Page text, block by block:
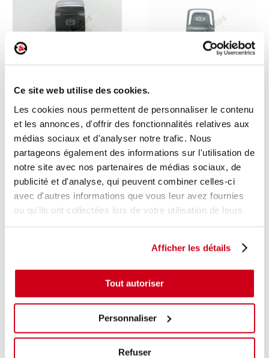
Ce site web utilise des cookies.
Les cookies nous permettent de personnaliser le contenu
et les annonces, d'offrir des fonctionnalités relatives aux
médias sociaux et d'analyser notre trafic. Nous
partageons également des informations sur l'utilisation de
notre site avec nos partenaires de médias sociaux, de
publicité et d'analyse, qui peuvent combiner celles-ci
avec d'autres informations que vous leur avez fournies
ou qu'ils ont collectées lors de votre utilisation de leurs
Afficher les détails
Tout autoriser
Personnaliser
Refuser
Levier de frein à main
AUDI A5 - 1 SPORTBACK 2010
86 ,00 € TTC
Levier de frein à main
OPEL ASTRA J 2011
84 ,00 € TTC
Levier de frein à main